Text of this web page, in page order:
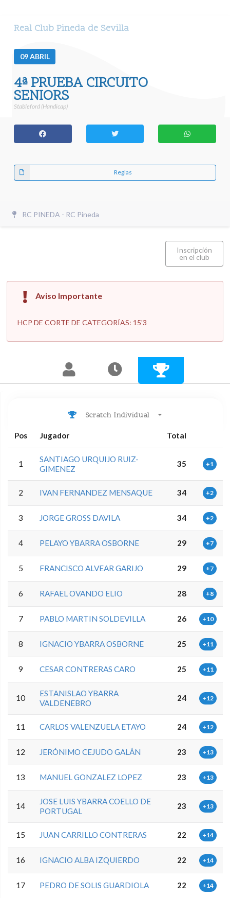
Real Club Pineda de Sevilla
09ABRIL
4ª PRUEBA CIRCUITO
SENIORS
Stableford (Handicap)
Reglas
RC PINEDA - RC Pineda
Inscripción
en el club
Aviso Importante
HCP DE CORTE DE CATEGORÍAS: 15'3
Scratch Individual
Pos Jugador Total
1
SANTIAGO URQUIJO RUIZ-
GIMENEZ
35 +1
2 IVAN FERNANDEZ MENSAQUE 34 +2
3 JORGE GROSS DAVILA 34 +2
4 PELAYO YBARRA OSBORNE 29 +7
5 FRANCISCO ALVEAR GARIJO 29 +7
6 RAFAEL OVANDO ELIO 28 +8
7 PABLO MARTIN SOLDEVILLA 26 +10
8 IGNACIO YBARRA OSBORNE 25 +11
9 CESAR CONTRERAS CARO 25 +11
10
ESTANISLAO YBARRA
VALDENEBRO
24 +12
11 CARLOS VALENZUELA ETAYO 24 +12
12 JERÓNIMO CEJUDO GALÁN 23 +13
13 MANUEL GONZALEZ LOPEZ 23 +13
14
JOSE LUIS YBARRA COELLO DE
PORTUGAL
23 +13
15 JUAN CARRILLO CONTRERAS 22 +14
16 IGNACIO ALBA IZQUIERDO 22 +14
17 PEDRO DE SOLIS GUARDIOLA 22 +14